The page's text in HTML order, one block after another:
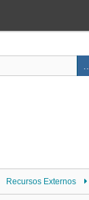
Recursos Externos